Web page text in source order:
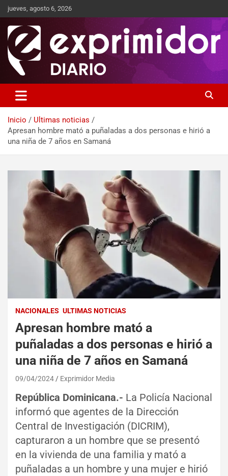
jueves, agosto 6, 2026
Exprimidor media
Inicio
Ultimas noticias
Apresan hombre mató a puñaladas a dos personas e hirió a
una niña de 7 años en Samaná
NACIONALES ULTIMAS NOTICIAS
Apresan hombre mató a
puñaladas a dos personas e hirió a
una niña de 7 años en Samaná
09/04/2024 Exprimidor Media
República Dominicana.- La Policía Nacional
informó que agentes de la Dirección
Central de Investigación (DICRIM),
capturaron a un hombre que se presentó
en la vivienda de una familia y mató a
puñaladas a un hombre y una mujer e hirió